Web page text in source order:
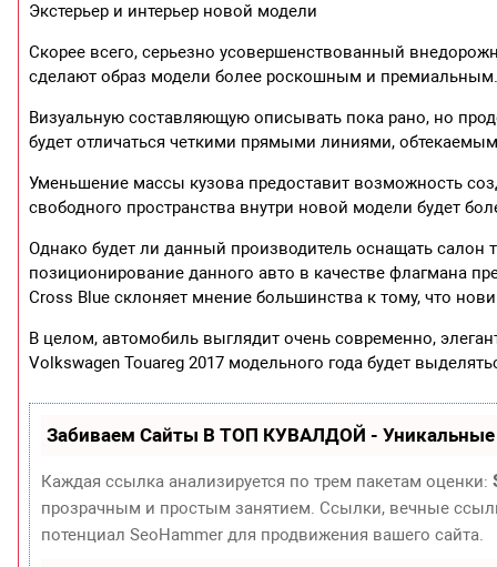
Экстерьер и интерьер новой модели
Скорее всего, серьезно усовершенствованный
сделают образ модели более роскошным и
Визуальную составляющую описывать пока рано, но
будет отличаться четкими прямыми линиями,
Уменьшение массы кузова предоставит возможность
свободного пространства внутри новой модели будет
Однако будет ли данный производитель оснащать
позиционирование данного авто в качестве флагмана
Cross Blue склоняет мнение большинства к тому, что
В целом, автомобиль выглядит очень современно,
Volkswagen Touareg 2017 модельного года будет
Забиваем Сайты В ТОП КУВАЛДОЙ - Уникальные
Каждая ссылка анализируется по трем пакетам оценки:
прозрачным и простым занятием. Ссылки, вечные
потенциал SeoHammer для продвижения вашего сайта.